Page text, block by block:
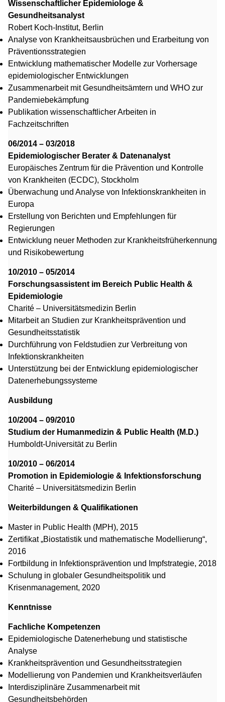
Wissenschaftlicher Epidemiologe &
Gesundheitsanalyst
Robert Koch-Institut, Berlin
Analyse von Krankheitsausbrüchen und Erarbeitung von
Präventionsstrategien
Entwicklung mathematischer Modelle zur Vorhersage
epidemiologischer Entwicklungen
Zusammenarbeit mit Gesundheitsämtern und WHO zur
Pandemiebekämpfung
Publikation wissenschaftlicher Arbeiten in
Fachzeitschriften
06/2014 – 03/2018
Epidemiologischer Berater & Datenanalyst
Europäisches Zentrum für die Prävention und Kontrolle
von Krankheiten (ECDC), Stockholm
Überwachung und Analyse von Infektionskrankheiten in
Europa
Erstellung von Berichten und Empfehlungen für
Regierungen
Entwicklung neuer Methoden zur Krankheitsfrüherkennung
und Risikobewertung
10/2010 – 05/2014
Forschungsassistent im Bereich Public Health &
Epidemiologie
Charité – Universitätsmedizin Berlin
Mitarbeit an Studien zur Krankheitsprävention und
Gesundheitsstatistik
Durchführung von Feldstudien zur Verbreitung von
Infektionskrankheiten
Unterstützung bei der Entwicklung epidemiologischer
Datenerhebungssysteme
Ausbildung
10/2004 – 09/2010
Studium der Humanmedizin & Public Health (M.D.)
Humboldt-Universität zu Berlin
10/2010 – 06/2014
Promotion in Epidemiologie & Infektionsforschung
Charité – Universitätsmedizin Berlin
Weiterbildungen & Qualifikationen
Master in Public Health (MPH), 2015
Zertifikat „Biostatistik und mathematische Modellierung“,
2016
Fortbildung in Infektionsprävention und Impfstrategie, 2018
Schulung in globaler Gesundheitspolitik und
Krisenmanagement, 2020
Kenntnisse
Fachliche Kompetenzen
Epidemiologische Datenerhebung und statistische
Analyse
Krankheitsprävention und Gesundheitsstrategien
Modellierung von Pandemien und Krankheitsverläufen
Interdisziplinäre Zusammenarbeit mit
Gesundheitsbehörden